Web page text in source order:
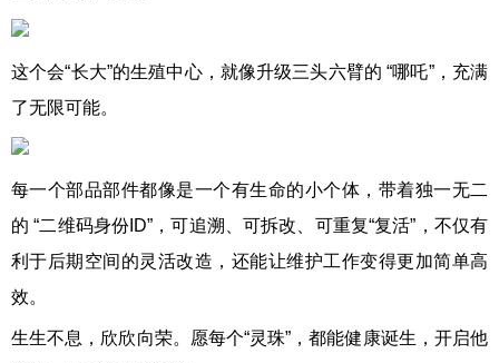
这个会“长大”的生殖中心，就像升级三头六臂的 “哪吒”，充满
了无限可能。
每一个部品部件都像是一个有生命的小个体，带着独一无二
的 “二维码身份ID”，可追溯、可拆改、可重复“复活”，不仅有
利于后期空间的灵活改造，还能让维护工作变得更加简单高
效。
生生不息，欣欣向荣。愿每个“灵珠”，都能健康诞生，开启他